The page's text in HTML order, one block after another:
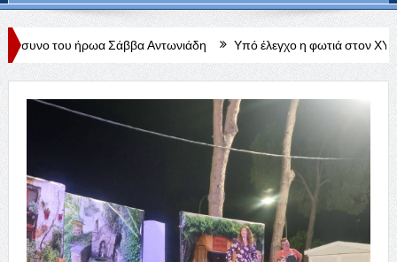
Σάββα Αντωνιάδη Υπό έλεγχο η φωτιά στον ΧΥΤΑ Μαραθούντας